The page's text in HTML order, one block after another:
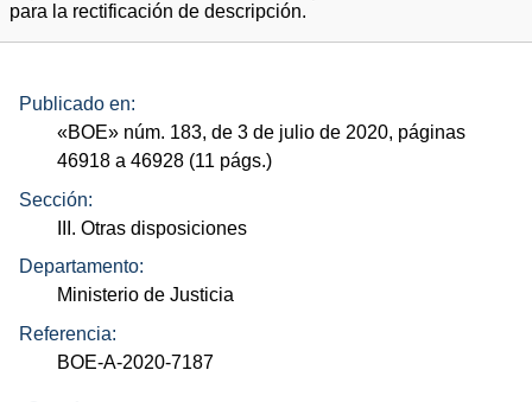
para la rectificación de descripción.
Publicado en:
«BOE» núm. 183, de 3 de julio de 2020, páginas
46918 a 46928 (11 págs.)
Sección:
III. Otras disposiciones
Departamento:
Ministerio de Justicia
Referencia:
BOE-A-2020-7187